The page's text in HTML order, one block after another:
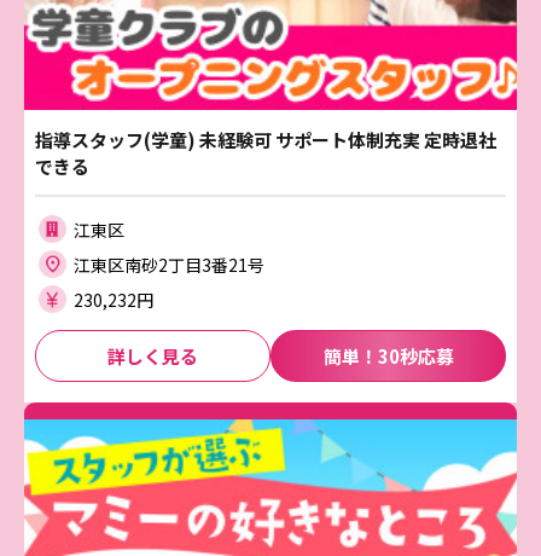
指導スタッフ(学童) 未経験可 サポート体制充実 定時退社
できる
江東区
江東区南砂2丁目3番21号
230,232円
詳しく見る 簡単！30秒応募